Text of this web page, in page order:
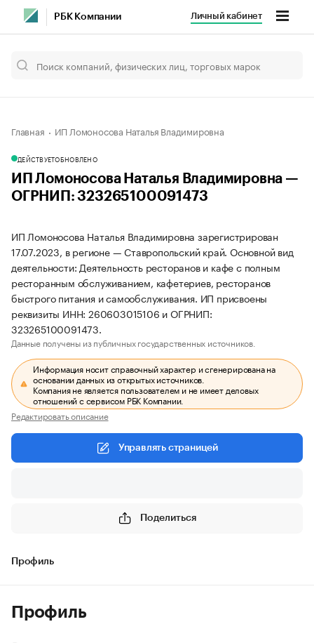
РБК Компании Личный кабинет
Главная ИП Ломоносова Наталья Владимировна
ДЕЙСТВУЕТОБНОВЛЕНО
ИП Ломоносова Наталья Владимировна —
ОГРНИП: 323265100091473
ИП Ломоносова Наталья Владимировна зарегистрирован
17.07.2023, в регионе — Ставропольский край. Основной вид
деятельности: Деятельность ресторанов и кафе с полным
ресторанным обслуживанием, кафетериев, ресторанов
быстрого питания и самообслуживания. ИП присвоены
реквизиты ИНН: 260603015106 и ОГРНИП:
323265100091473.
Данные получены из публичных государственных источников.
Информация носит справочный характер и сгенерирована на
основании данных из открытых источников.
Компания не является пользователем и не имеет деловых
отношений с сервисом РБК Компании.
Редактировать описание
Управлять страницей
Поделиться
Профиль
Профиль